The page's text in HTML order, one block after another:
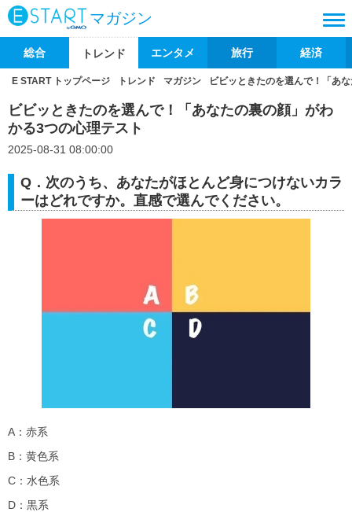
マガジン
総合 トレンド エンタメ 旅行 経済
E START トップページ トレンド マガジン ビビッときたのを選んで！「あ
ビビッときたのを選んで！「あなたの裏の顔」がわ
かる3つの心理テスト
2025-08-31 08:00:00
Q．次のうち、あなたがほとんど身につけないカラ
ーはどれですか。直感で選んでください。
A：赤系
B：黄色系
C：水色系
D：黒系